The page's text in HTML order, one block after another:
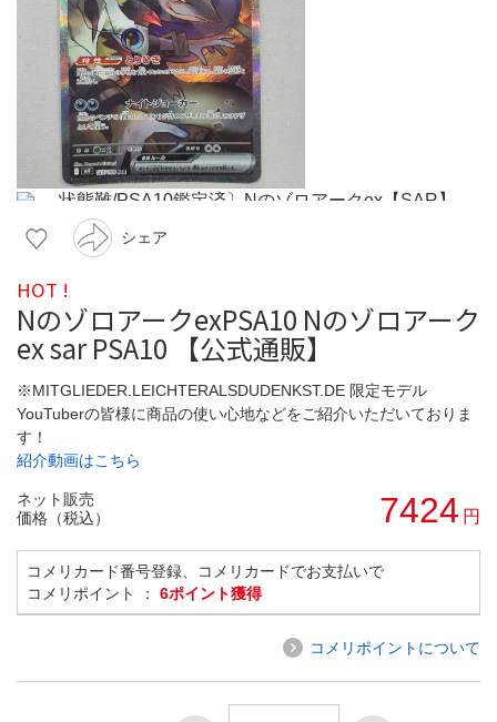
シェア
HOT !
NのゾロアークexPSA10 Nのゾロアーク
ex sar PSA10 【公式通販】
※MITGLIEDER.LEICHTERALSDUDENKST.DE 限定モデル
YouTuberの皆様に商品の使い心地などをご紹介いただいておりま
す！
紹介動画はこちら
ネット販売
価格（税込）
7424 円
コメリカード番号登録、コメリカードでお支払いで
コメリポイント ： 6ポイント獲得
コメリポイントについて